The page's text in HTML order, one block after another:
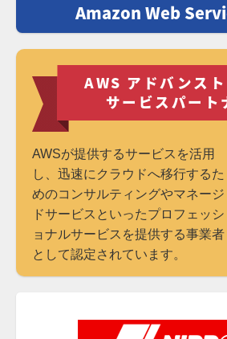
Amazon Web
AWS アドバンス
サービスパート
AWSが提供するサービスを活用
し、迅速にクラウドへ移行するた
めのコンサルティングやマネージ
ドサービスといったプロフェッシ
ョナルサービスを提供する事業者
として認定されています。